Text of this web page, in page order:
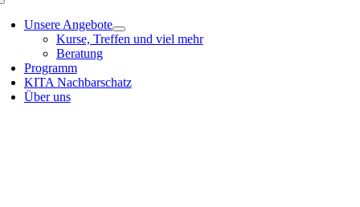
Unsere Angebote
Kurse, Treffen und viel mehr
Beratung
Programm
KITA Nachbarschatz
Über uns